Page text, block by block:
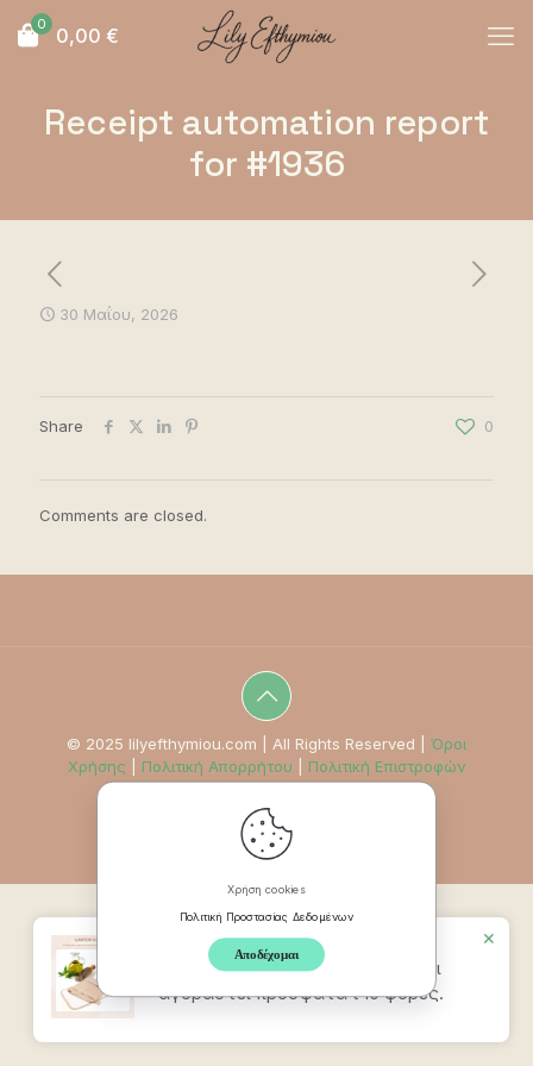
0 0,00 €
Receipt automation report
for #1936
30 Μαΐου, 2026
Share 0
Comments are closed.
© 2025 lilyefthymiou.com | All Rights Reserved | Όροι
Χρήσης
Πολιτική Απορρήτου Πολιτική Επιστροφών
Χρήση cookies
Πολιτική Προστασίας Δεδομένων
Αποδέχομαι
ΠροϊονΖώνη Καστορέλαιου
έχει
αγοραστεί πρόσφατα t 10 φορές.
✕